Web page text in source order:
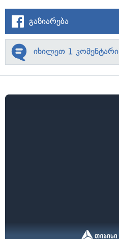
გაზიარება
იხილეთ 1 კომენტარი